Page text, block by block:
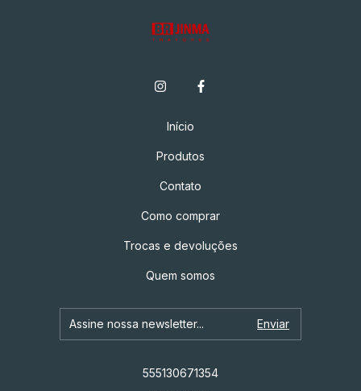
Início
Produtos
Contato
Como comprar
Trocas e devoluções
Quem somos
555130671354